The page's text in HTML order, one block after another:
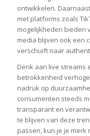
ontwikkelen.
met platforms zoals
mogelijkheden bieden
media blijven ook een
verschuift naar
Denk aan live streams
betrokkenheid
nadruk op
consumenten steeds
transparant en
te blijven van deze
passen, kun je je